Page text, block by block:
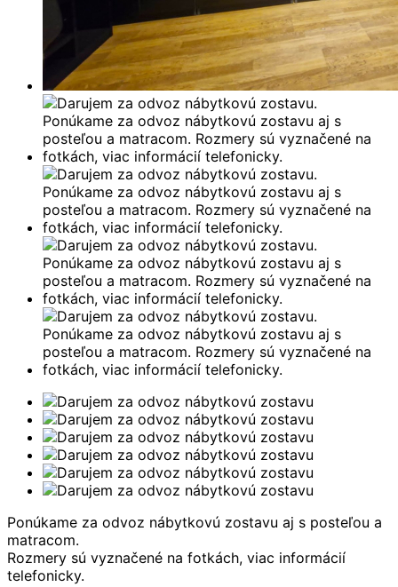
Ponúkame za odvoz nábytkovú zostavu aj s posteľou a
matracom.
Rozmery sú vyznačené na fotkách, viac informácií
telefonicky.